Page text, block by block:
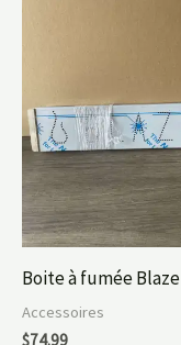
Boite à fumée Blaze
Accessoires
$74.99